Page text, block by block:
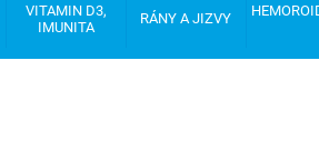
VITAMIN D3,
IMUNITA
RÁNY A JIZVY